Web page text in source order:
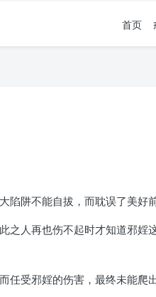
首页
阱不能自拔，而耽误了美好
之人再也伤不起时才知道邪婬
受邪婬的伤害，最终未能爬